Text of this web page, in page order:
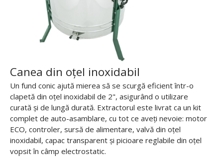
Canea din oțel inoxidabil
Un fund conic ajută mierea să se scurgă eficient într-o
clapetă din oțel inoxidabil de 2", asigurând o utilizare
curată și de lungă durată. Extractorul este livrat ca un kit
complet de auto-asamblare, cu tot ce aveți nevoie: motor
ECO, controler, sursă de alimentare, valvă din oțel
inoxidabil, capac transparent și picioare reglabile din oțel
vopsit în câmp electrostatic.